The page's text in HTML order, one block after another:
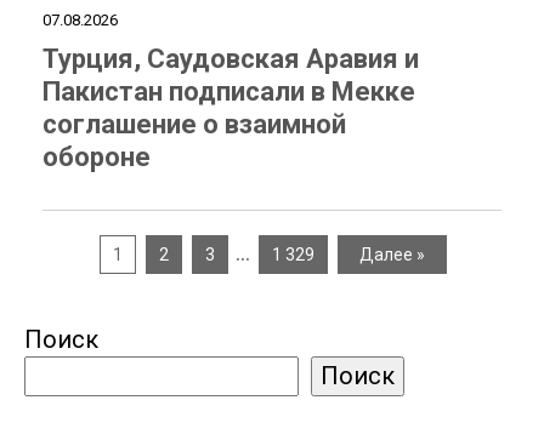
07.08.2026
Турция, Саудовская Аравия и
Пакистан подписали в Мекке
соглашение о взаимной
обороне
1 2 3 … 1 329 Далее »
Поиск
Поиск